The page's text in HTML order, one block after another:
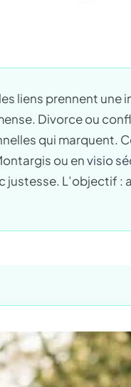
liens prennent
Divorce ou
qui marquent.
ou envisio
L’objectif :